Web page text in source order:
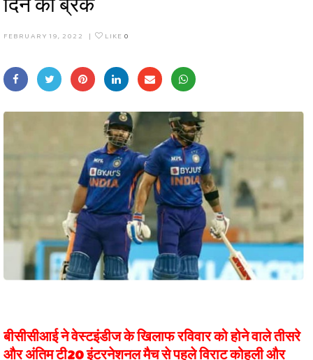
FEBRUARY 19, 2022 | LIKE 0
बीसीसीआई ने वेस्टइंडीज के खिलाफ रविवार को होने वाले तीसरे
और अंतिम टी20 इंटरनेशनल मैच से पहले विराट कोहली और